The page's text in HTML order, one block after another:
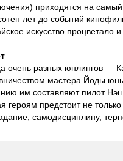
приходятся на
лет до событий
искусство процветало
очень разных юнлингов —
мастера Йоды
им составляют пилот
героям предстоит не
самодисциплину,